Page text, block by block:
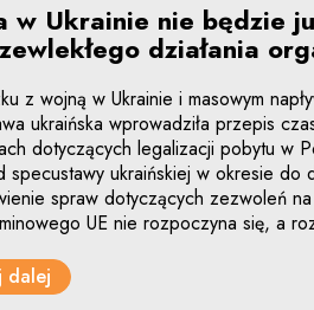
w Ukrainie nie będzie
działania
z wojną w Ukrainie i masowym
ukraińska wprowadziła przepis
dotyczących legalizacji pobytu w
specustawy ukraińskiej w okresie
spraw dotyczących zezwoleń
UE nie rozpoczyna się, a
dalej